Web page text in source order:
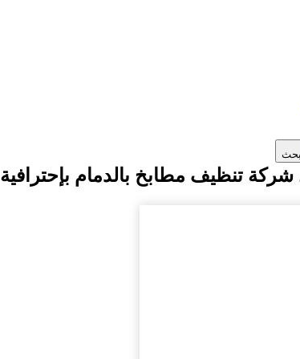
ابحث
تنظيف مطابخ بالدمام بإحترافية